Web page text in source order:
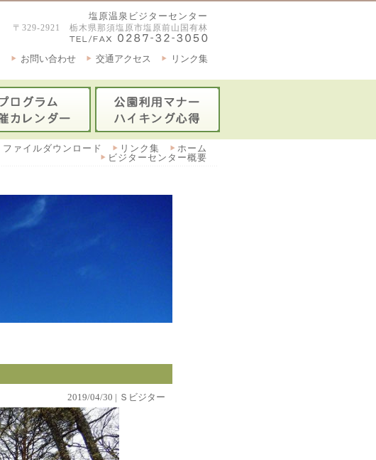
塩原温泉ビジターセンター
〒329-2921 栃木県那須塩原市塩原前山国有林
リンク集
交通アクセス
お問い合わせ
ホーム
リンク集
ァイルダウンロード
ビジターセンター概要
2019/04/30 | Ｓビジター